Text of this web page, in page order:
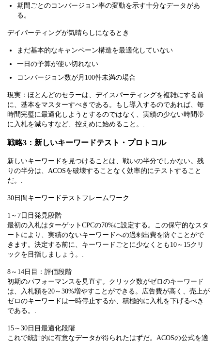
期間ごとのコンバージョン率の変動を示す十分なデータがあ
る。
デイパーティングが気晴らしになるとき
まだ基本的なキャンペーン構造を最適化していない
一日の予算が使い切れない
コンバージョン数が月100件未満の場合
現実：ほとんどのセラーは、デイスパーティングを複雑にする前
に、基本をマスターすべきである。もし導入するのであれば、毎
時間完璧に最適化しようとするのではなく、実績の少ない時間帯
に入札を減らすなど、控えめに始めること。.
戦略3：新しいキーワードテスト・プロトコル
新しいキーワードを見つけることは、戦いの半分でしかない。残
りの半分は、ACOSを破壊することなく効率的にテストすること
だ。.
30日間キーワードテストフレームワーク
1～7日目発見段階
最初の入札はターゲットCPCの70%に設定する。この保守的なスタ
ートにより、実績のないキーワードへの過剰出費を防ぐことがで
きます。決定する前に、キーワードごとに少なくとも10～15クリ
ックを目指しましょう。.
8～14日目：評価段階
初期のパフォーマンスを見直す。クリック数がゼロのキーワード
は、入札額を20～30%増やすことができる。広告費が高く、売上が
ゼロのキーワードは一時停止するか、積極的に入札を下げるべき
である。.
15～30日目最適化段階
これで統計的に有意なデータが得られたはずだ。ACOSの公式を適